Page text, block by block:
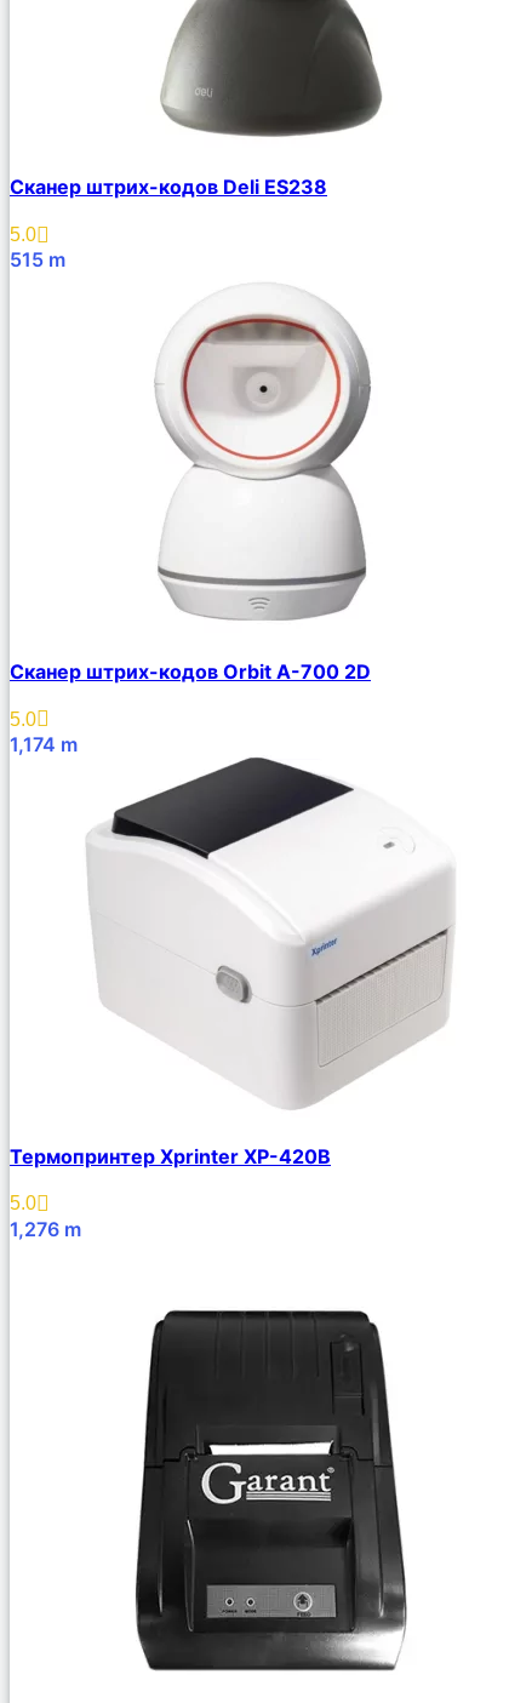
Сканер штрих-кодов Deli ES238
5.0
515 m
Сканер штрих-кодов Orbit A-700 2D
5.0
1,174 m
Термопринтер Xprinter XP-420B
5.0
1,276 m